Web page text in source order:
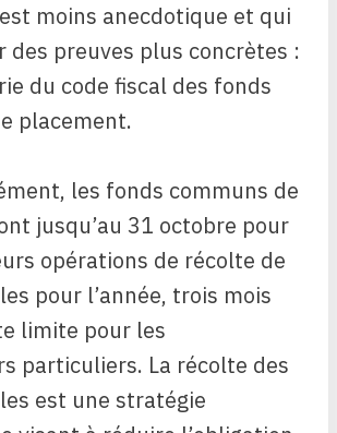
moins anecdotique et qui
des preuves plus concrètes :
du code fiscal des fonds
placement.
les fonds communs de
jusqu’au 31 octobre pour
opérations de récolte de
pour l’année, trois mois
limite pour les
particuliers. La récolte des
est une stratégie